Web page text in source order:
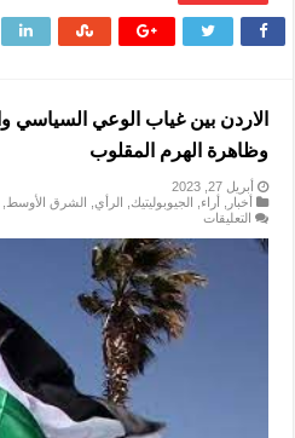
الاردن بين غياب الوعي السياسي
وظاهرة الهرم المقلوب
أبريل 27, 2023
أخبار
أراء الجيوبوليتيك الرأي الشرق الأوسط
التعليقاتعلى
بين
غياب
الوعي
السياسي
والزعامات
وصراع
الاجنحة